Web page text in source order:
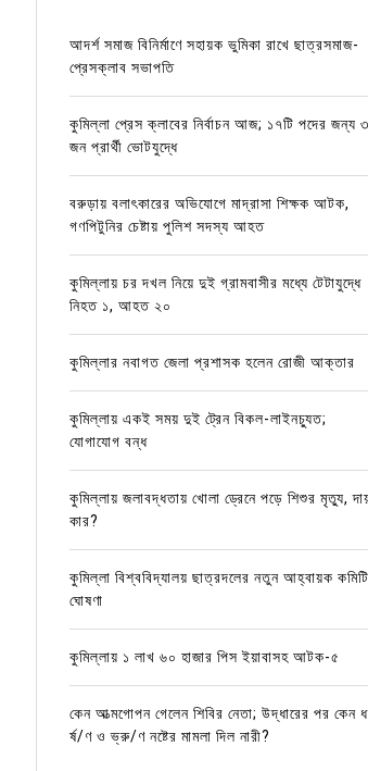
আদর্শ সমাজ বিনির্মাণে সহায়ক ভুমিকা রাখে ছাত্রসমাজ-
প্রেসক্লাব সভাপতি
কুমিল্লা প্রেস ক্লাবের নির্বাচন আজ; ১৭টি পদের জন্য
জন প্রার্থী ভোটযুদ্ধে
বরুড়ায় বলাৎকারের অভিযোগে মাদ্রাসা শিক্ষক আটক,
গণপিটুনির চেষ্টায় পুলিশ সদস্য আহত
কুমিল্লায় চর দখল নিয়ে দুই গ্রামবাসীর মধ্যে টেটাযুদ্ধে
নিহত ১, আহত ২০
কুমিল্লার নবাগত জেলা প্রশাসক হলেন রোজী আক্তার
কুমিল্লায় একই সময় দুই ট্রেন বিকল-লাইনচ্যুত;
যোগাযোগ বন্ধ
কুমিল্লায় জলাবদ্ধতায় খোলা ড্রেনে পড়ে শিশুর মৃত্যু,
কার?
কুমিল্লা বিশ্ববিদ্যালয় ছাত্রদলের নতুন আহ্বায়ক কমিটি
ঘোষণা
কুমিল্লায় ১ লাখ ৬০ হাজার পিস ইয়াবাসহ আটক-৫
কেন আত্মগোপন গেলেন শিবির নেতা; উদ্ধারের পর কেন
র্ষ/ণ ও ভ্রু/ণ নষ্টের মামলা দিল নারী?